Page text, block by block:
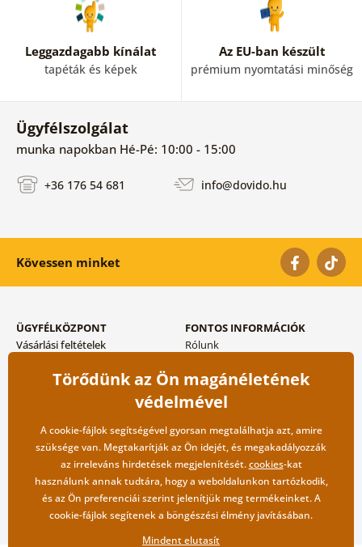
Leggazdagabb kínálat
tapéták és képek
Az EU-ban készült
prémium nyomtatási minőség
Ügyfélszolgálat
munka napokban Hé-Pé: 10:00 - 15:00
+36 176 54 681 info@dovido.hu
Kövessen minket
ÜGYFÉLKÖZPONT
Vásárlási feltételek
Szállítási és fizetési módok
FONTOS INFORMÁCIÓK
Rólunk
Blog
Kapcsolat
Nagykereskedelmi
együttműködés
Törődünk az Ön magánéletének
védelmével
A cookie-fájlok segítségével gyorsan megtalálhatja azt, amire
szüksége van. Megtakarítják az Ön idejét, és megakadályozzák
az irreleváns hirdetések megjelenítését.cookies-kat
használunk annak tudtára, hogy a weboldalunkon tartózkodik,
és az Ön preferenciái szerint jelenítjük meg termékeinket. A
cookie-fájlok segítenek a böngészési élmény javításában.
Mindent elutasít